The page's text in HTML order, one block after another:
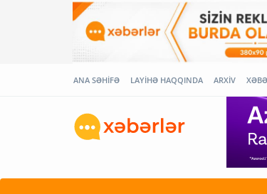
ANA SƏHİFƏ LAYİHƏ HAQQINDA ARXİV